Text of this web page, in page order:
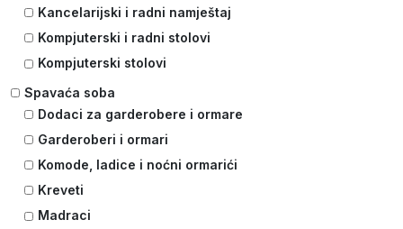
Kancelarijski i radni namještaj
Kompjuterski i radni stolovi
Kompjuterski stolovi
Spavaća soba
Dodaci za garderobere i ormare
Garderoberi i ormari
Komode, ladice i noćni ormarići
Kreveti
Madraci